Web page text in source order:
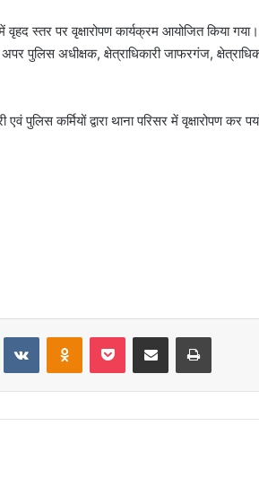
स्तर पर वृक्षारोपण कार्यक्रम आयोजित किया
पुलिस अधीक्षक, क्षेत्राधिकारी जाफरगंज,
कर्मियों द्वारा थाना परिसर में वृक्षारोपण कर